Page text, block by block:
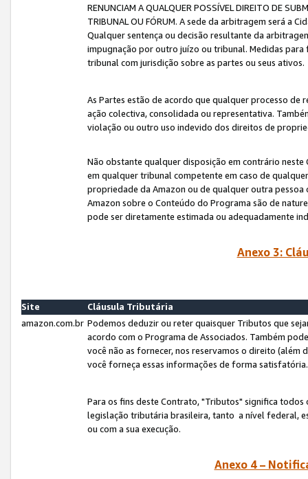
RENUNCIAM A QUALQUER POSSÍVEL DIREITO DE
TRIBUNAL OU FÓRUM. A sede da arbitragem será a
Qualquer sentença ou decisão resultante da
impugnação por outro juízo ou tribunal. Medidas
tribunal com jurisdição sobre as partes ou seus ativos.
As Partes estão de acordo que qualquer processo
ação colectiva, consolidada ou representativa.
violação ou outro uso indevido dos direitos de
Não obstante qualquer disposição em contrário
em qualquer tribunal competente em caso de
propriedade da Amazon ou de qualquer outra
Amazon sobre o Conteúdo do Programa são de
pode ser diretamente estimada ou adequadamente
Anexo 3:
Site
Cláusula Tributária
amazon.com.br Podemos deduzir ou reter quaisquer Tributos que
acordo com o Programa de Associados. Também
você não as fornecer, nos reservamos o direito (além
você forneça essas informações de forma
Para os fins deste Contrato, "Tributos" significa
legislação tributária brasileira, tanto a nível federal,
ou com a sua execução.
Anexo 4 –